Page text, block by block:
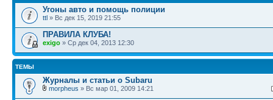
Угоны авто и помощь полиции
ttl » Вс дек 15, 2019 21:55
ПРАВИЛА КЛУБА!
exigo » Ср дек 04, 2013 12:30
ТЕМЫ
Журналы и статьи о Subaru
morpheus » Вс мар 01, 2009 14:21